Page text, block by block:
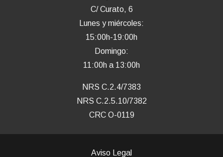
C/ Curato, 6
Lunes y miércoles:
15:00h-19:00h
Domingo:
11:00h a 13:00h
NRS C.2.4/7383
NRS C.2.5.10/7382
CRC O-0119
Aviso Legal